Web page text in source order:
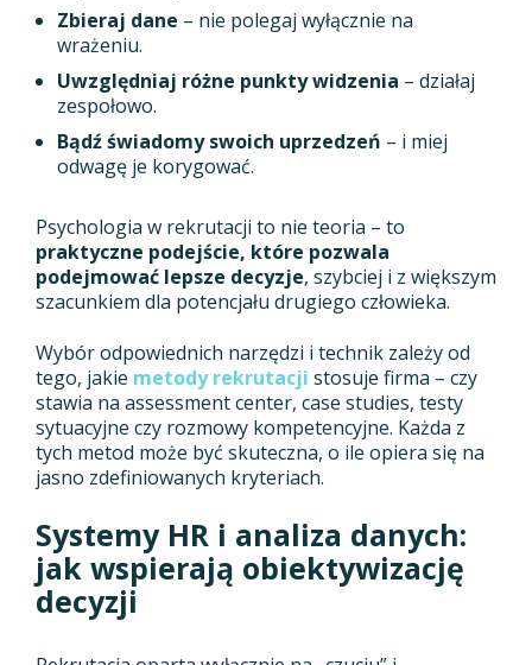
Zbieraj dane – nie polegaj wyłącznie na
wrażeniu.
Uwzględniaj różne punkty widzenia – działaj
zespołowo.
Bądź świadomy swoich uprzedzeń – i miej
odwagę je korygować.
Psychologia w rekrutacji to nie teoria – to
praktyczne podejście, które pozwala
podejmować lepsze decyzje, szybciej i z większym
szacunkiem dla potencjału drugiego człowieka.
Wybór odpowiednich narzędzi i technik zależy od
tego, jakie metody rekrutacji stosuje firma – czy
stawia na assessment center, case studies, testy
sytuacyjne czy rozmowy kompetencyjne. Każda z
tych metod może być skuteczna, o ile opiera się na
jasno zdefiniowanych kryteriach.
Systemy HR i analiza danych:
jak wspierają obiektywizację
decyzji